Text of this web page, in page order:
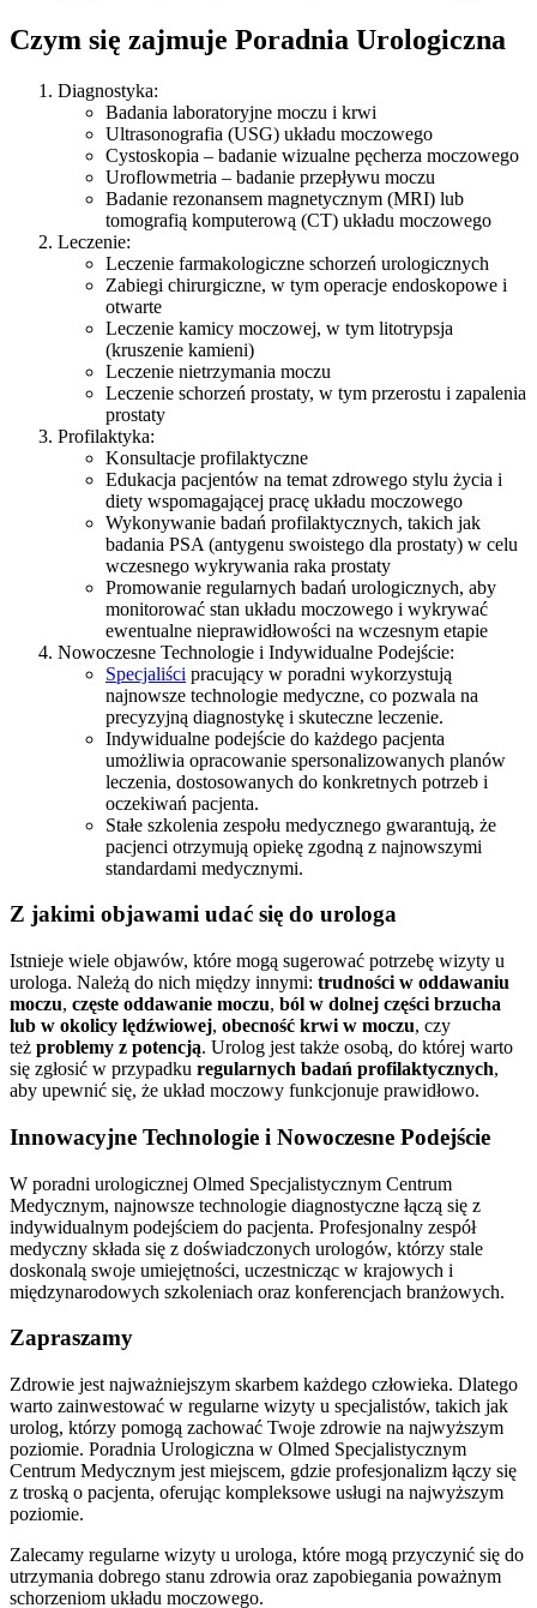
Czym się zajmuje Poradnia Urologiczna
Diagnostyka:
Badania laboratoryjne moczu i krwi
Ultrasonografia (USG) układu moczowego
Cystoskopia – badanie wizualne pęcherza moczowego
Uroflowmetria – badanie przepływu moczu
Badanie rezonansem magnetycznym (MRI) lub
tomografią komputerową (CT) układu moczowego
Leczenie:
Leczenie farmakologiczne schorzeń urologicznych
Zabiegi chirurgiczne, w tym operacje endoskopowe i
otwarte
Leczenie kamicy moczowej, w tym litotrypsja
(kruszenie kamieni)
Leczenie nietrzymania moczu
Leczenie schorzeń prostaty, w tym przerostu i zapalenia
prostaty
Profilaktyka:
Konsultacje profilaktyczne
Edukacja pacjentów na temat zdrowego stylu życia i
diety wspomagającej pracę układu moczowego
Wykonywanie badań profilaktycznych, takich jak
badania PSA (antygenu swoistego dla prostaty) w celu
wczesnego wykrywania raka prostaty
Promowanie regularnych badań urologicznych, aby
monitorować stan układu moczowego i wykrywać
ewentualne nieprawidłowości na wczesnym etapie
Nowoczesne Technologie i Indywidualne Podejście:
Specjaliści pracujący w poradni wykorzystują
najnowsze technologie medyczne, co pozwala na
precyzyjną diagnostykę i skuteczne leczenie.
Indywidualne podejście do każdego pacjenta
umożliwia opracowanie spersonalizowanych planów
leczenia, dostosowanych do konkretnych potrzeb i
oczekiwań pacjenta.
Stałe szkolenia zespołu medycznego gwarantują, że
pacjenci otrzymują opiekę zgodną z najnowszymi
standardami medycznymi.
Z jakimi objawami udać się do urologa
Istnieje wiele objawów, które mogą sugerować potrzebę wizyty u
urologa. Należą do nich między innymi: trudności w oddawaniu
moczu, częste oddawanie moczu, ból w dolnej części brzucha
lub w okolicy lędźwiowej, obecność krwi w moczu, czy
też problemy z potencją. Urolog jest także osobą, do której warto
się zgłosić w przypadku regularnych badań profilaktycznych,
aby upewnić się, że układ moczowy funkcjonuje prawidłowo.
Innowacyjne Technologie i Nowoczesne Podejście
W poradni urologicznej Olmed Specjalistycznym Centrum
Medycznym, najnowsze technologie diagnostyczne łączą się z
indywidualnym podejściem do pacjenta. Profesjonalny zespół
medyczny składa się z doświadczonych urologów, którzy stale
doskonalą swoje umiejętności, uczestnicząc w krajowych i
międzynarodowych szkoleniach oraz konferencjach branżowych.
Zapraszamy
Zdrowie jest najważniejszym skarbem każdego człowieka. Dlatego
warto zainwestować w regularne wizyty u specjalistów, takich jak
urolog, którzy pomogą zachować Twoje zdrowie na najwyższym
poziomie. Poradnia Urologiczna w Olmed Specjalistycznym
Centrum Medycznym jest miejscem, gdzie profesjonalizm łączy się
z troską o pacjenta, oferując kompleksowe usługi na najwyższym
poziomie.
Zalecamy regularne wizyty u urologa, które mogą przyczynić się do
utrzymania dobrego stanu zdrowia oraz zapobiegania poważnym
schorzeniom układu moczowego.